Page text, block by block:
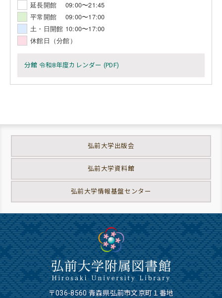
延長開館 09:00〜21:45
平常開館 09:00〜17:00
土・日開館 10:00〜17:00
休館日（分館）
分館 令和8年度カレンダー (PDF)
弘前大学出版会
弘前大学資料館
弘前大学情報基盤センター
〒036-8560 青森県弘前市文京町１番地